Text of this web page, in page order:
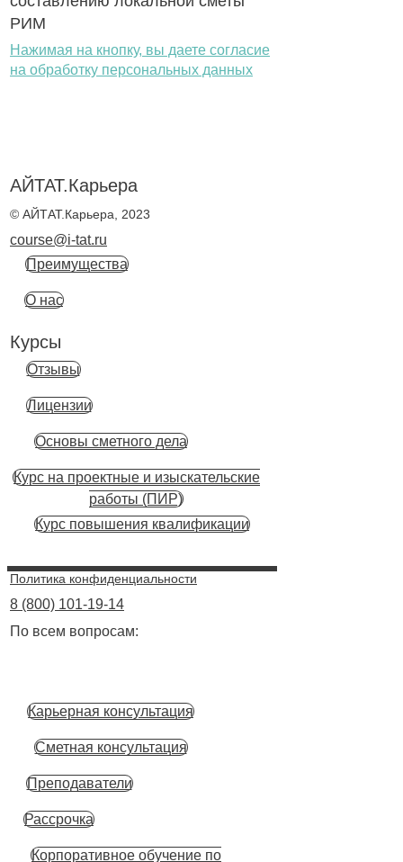
РИМ
Нажимая на кнопку, вы даете согласие
на обработку персональных данных
АЙТАТ.Карьера
© АЙТАТ.Карьера, 2023
course@i-tat.ru
Преимущества
О нас
Курсы
Отзывы
Лицензии
Основы сметного дела
Курс на проектные и изыскательские
работы (ПИР)
Курс повышения квалификации
Политика конфиденциальности
8 (800) 101-19-14
По всем вопросам:
Карьерная консультация
Сметная консультация
Преподаватели
Рассрочка
Корпоративное обучение по